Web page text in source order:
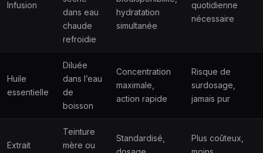
Infusion
dans eau
chaude
refroidie
hydratation
simultanée
quotidienne
nécessaire
Huile
essentielle
Diluée
dans l’eau
de
boisson
Concentration
maximale,
action rapide
Risque de
surdosage,
jamais pur
Extrait
Teinture
mère ou
Standardisé,
Plus coûteux,